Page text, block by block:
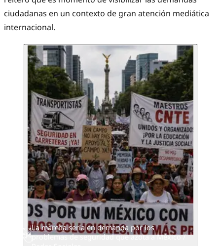
ciudadanas en un contexto de gran atención mediática
internacional.
La marcha sería en demanda por los
problemas de seguridad que azota a México /